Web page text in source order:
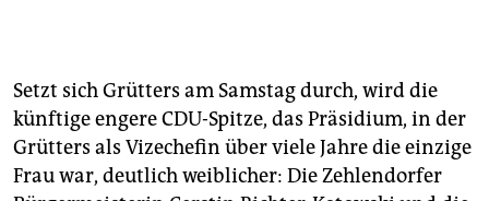
darüber entscheiden lassen, ob sie vor dem
Volksentscheid am 24. September für einen
Weiterbetrieb des Flughafens wirbt. Als
Regierungspartei in der rot-schwarzen Koalition hatte
die CDU die 1996 vereinbarte Schließung unterstützt.
Setzt sich Grütters am Samstag durch, wird die
künftige engere CDU-Spitze, das Präsidium, in der
Grütters als Vizechefin über viele Jahre die einzige
Frau war, deutlich weiblicher: Die Zehlendorfer